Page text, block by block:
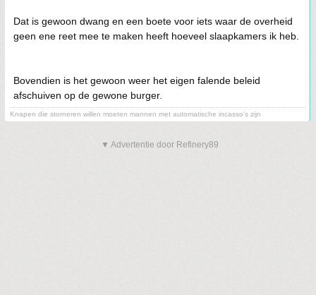
Dat is gewoon dwang en een boete voor iets waar de overheid
geen ene reet mee te maken heeft hoeveel slaapkamers ik heb.
Bovendien is het gewoon weer het eigen falende beleid
afschuiven op de gewone burger.
Knapen die storneren willen moeten mannen met automatische incasso's zijn
▼ Advertentie door Refinery89